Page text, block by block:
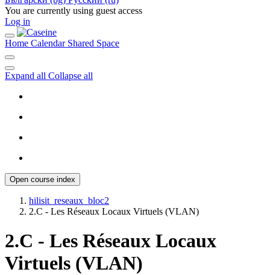
You are currently using guest access
Log in
Home Calendar Shared Space
Expand all Collapse all
Open course index
hilisit_reseaux_bloc2
2.C - Les Réseaux Locaux Virtuels (VLAN)
2.C - Les Réseaux Locaux
Virtuels (VLAN)